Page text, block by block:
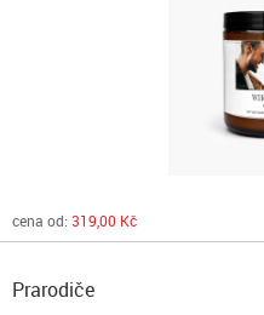
cena od: 319,00 Kč
Prarodiče